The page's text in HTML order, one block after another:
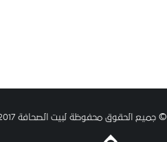
© جميع الحقوق محفوظة لبيت الصحافة 2017